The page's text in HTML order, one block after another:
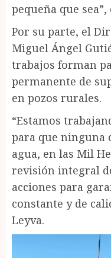
pequeña que
Por su parte, el
Miguel Ángel
trabajos forman
permanente de
en pozos rurales.
“Estamos
para que ninguna
agua, en las Mil
revisión integral
acciones para
constante y de
Leyva.